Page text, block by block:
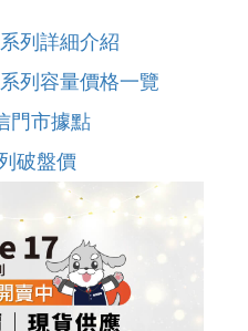
列詳細介紹
列容量價格一覽
門市據點
破盤價